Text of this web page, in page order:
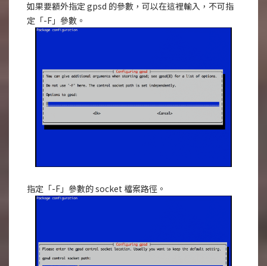
如果要額外指定 gpsd 的參數，可以在這裡輸入，不可指
定「-F」參數。
指定「-F」參數的 socket 檔案路徑。